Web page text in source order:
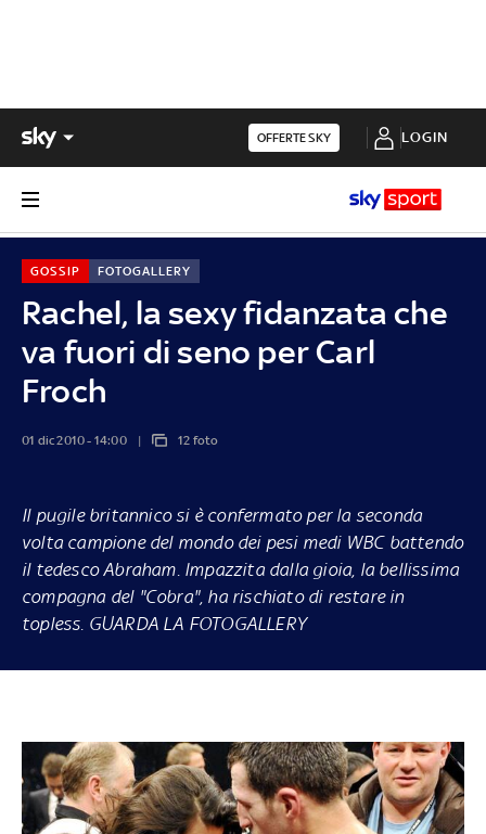
OFFERTE SKY LOGIN
Rachel, la sexy fidanzata che
va fuori di seno per Carl
Froch
GOSSIP FOTOGALLERY
01 dic 2010 - 14:00 12 foto
Il pugile britannico si è confermato per la seconda
volta campione del mondo dei pesi medi WBC battendo
il tedesco Abraham. Impazzita dalla gioia, la bellissima
compagna del "Cobra", ha rischiato di restare in
topless. GUARDA LA FOTOGALLERY